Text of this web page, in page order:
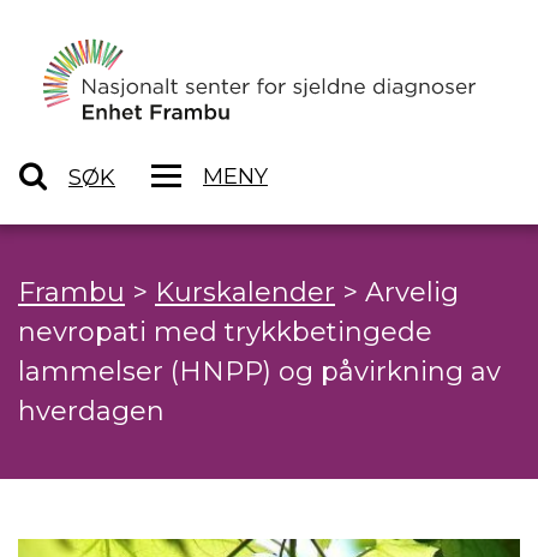
SØK MENY
Frambu > Kurskalender > Arvelig
nevropati med trykkbetingede
lammelser (HNPP) og påvirkning av
hverdagen